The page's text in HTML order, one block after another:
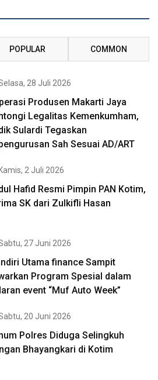
POPULAR COMMON
28 Juli 2026
Produsen Makarti Jaya
Legalitas Kemenkumham,
Sulardi Tegaskan
Sah Sesuai AD/ART
Kamis, 2 Juli 2026
Hafid Resmi Pimpin PAN Kotim,
SK dari Zulkifli Hasan
27 Juni 2026
Utama finance Sampit
Program Spesial dalam
event “Muf Auto Week”
20 Juni 2026
Polres Diduga Selingkuh
Bhayangkari di Kotim